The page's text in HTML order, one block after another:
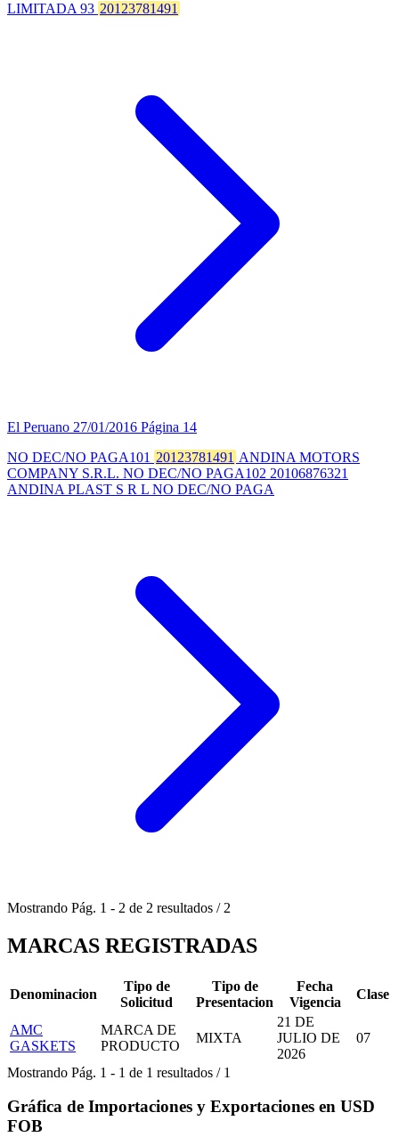
LIMITADA 93 20123781491
El Peruano 27/01/2016 Página 14
NO DEC/NO PAGA101 20123781491 ANDINA MOTORS
COMPANY S.R.L. NO DEC/NO PAGA102 20106876321
ANDINA PLAST S R L NO DEC/NO PAGA
Mostrando Pág. 1 - 2 de 2 resultados / 2
MARCAS REGISTRADAS
Denominacion
Tipo de
Solicitud
Tipo de
Presentacion
Fecha
Vigencia
Clase
AMC
GASKETS
MARCA DE
PRODUCTO
MIXTA
21 DE
JULIO DE
2026
07
Mostrando Pág. 1 - 1 de 1 resultados / 1
Gráfica de Importaciones y Exportaciones en USD
FOB